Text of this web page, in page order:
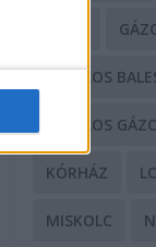
HALÁLOS
HALÁLOS
KÓRHÁZ
MISKOLC